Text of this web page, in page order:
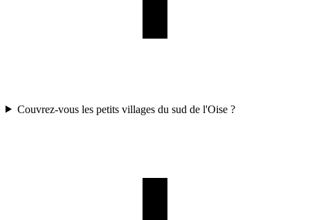
Couvrez-vous les petits villages du sud de l'Oise ?